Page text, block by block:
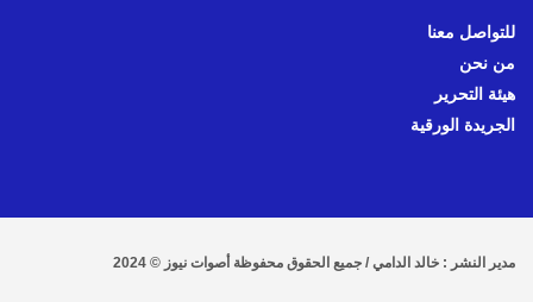
للتواصل معنا
من نحن
هيئة التحرير
الجريدة الورقية
مدير النشر : خالد الدامي / جميع الحقوق محفوظة أصوات نيوز © 2024